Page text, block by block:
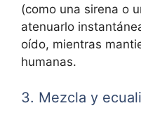
(como una sirena o
atenuarlo
oído, mientras
humanas.
3. Mezcla y